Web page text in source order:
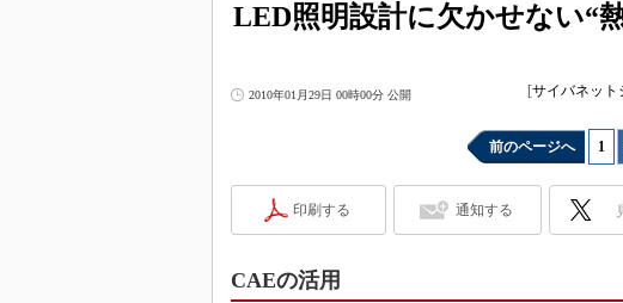
LED照明設計に欠かせない“
2010年01月29日 00時00分 公開 [サイバネット
前のページへ 1
印刷する 通知する
CAEの活用